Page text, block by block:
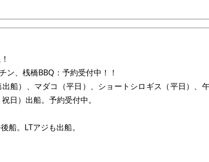
ン、桟橋BBQ：予約受付中！！
船）、マダコ（平日）、ショートシロギス（平日）、
日）出船。予約受付中。
船。LTアジも出船。